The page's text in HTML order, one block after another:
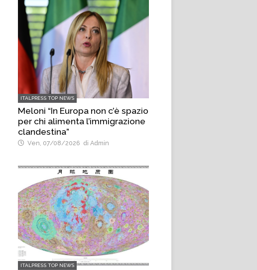
ITALPRESS TOP NEWS
Meloni “In Europa non c’è spazio
per chi alimenta l’immigrazione
clandestina”
Ven, 07/08/2026 di Admin
ITALPRESS TOP NEWS